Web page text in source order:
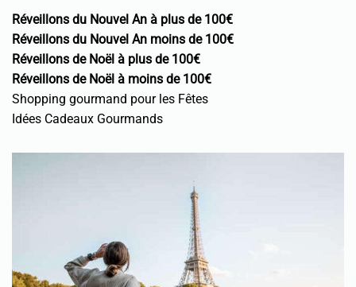
Réveillons du Nouvel An à plus de 100€
Réveillons du Nouvel An moins de 100€
Réveillons de Noël à plus de 100€
Réveillons de Noël à moins de 100€
Shopping gourmand pour les Fêtes
Idées Cadeaux Gourmands